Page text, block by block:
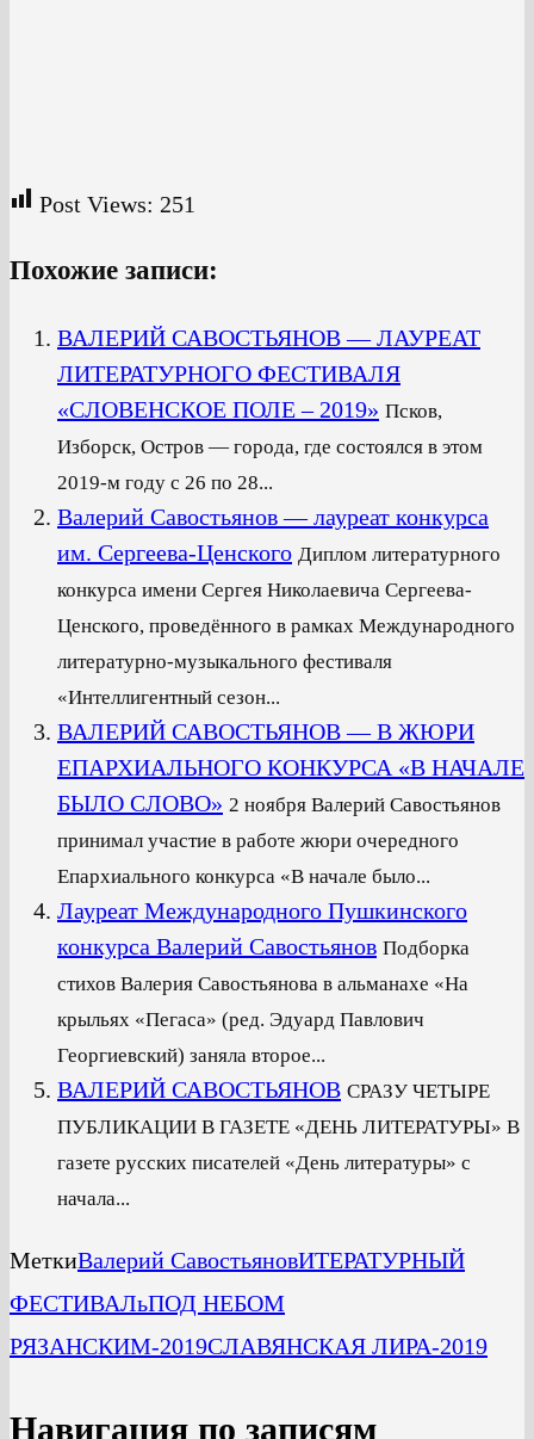
Post Views: 251
Похожие записи:
ВАЛЕРИЙ САВОСТЬЯНОВ — ЛАУРЕАТ
ЛИТЕРАТУРНОГО ФЕСТИВАЛЯ
«СЛОВЕНСКОЕ ПОЛЕ – 2019» Псков,
Изборск, Остров — города, где состоялся в этом
2019-м году с 26 по 28...
Валерий Савостьянов — лауреат конкурса
им. Сергеева-Ценского Диплом литературного
конкурса имени Сергея Николаевича Сергеева-
Ценского, проведённого в рамках Международного
литературно-музыкального фестиваля
«Интеллигентный сезон...
ВАЛЕРИЙ САВОСТЬЯНОВ — В ЖЮРИ
ЕПАРХИАЛЬНОГО КОНКУРСА «В НАЧАЛЕ
БЫЛО СЛОВО» 2 ноября Валерий Савостьянов
принимал участие в работе жюри очередного
Епархиального конкурса «В начале было...
Лауреат Международного Пушкинского
конкурса Валерий Савостьянов Подборка
стихов Валерия Савостьянова в альманахе «На
крыльях «Пегаса» (ред. Эдуард Павлович
Георгиевский) заняла второе...
ВАЛЕРИЙ САВОСТЬЯНОВ СРАЗУ ЧЕТЫРЕ
ПУБЛИКАЦИИ В ГАЗЕТЕ «ДЕНЬ ЛИТЕРАТУРЫ» В
газете русских писателей «День литературы» с
начала...
МеткиВалерий СавостьяновИТЕРАТУРНЫЙ
ФЕСТИВАЛьПОД НЕБОМ
РЯЗАНСКИМ-2019СЛАВЯНСКАЯ ЛИРА-2019
Навигация по записям